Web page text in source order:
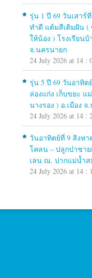
รุ่น 1 ปี 69 วันเสาร์
ทำดี แต้มสีเติมฝัน (
ให้น้อง ) โรงเรียน
จ.นครนายก
24 July 2026 at 14 :
รุ่น 5 ปี 69 วันอาทิต
ล่องแก่ง เก็บขยะ
นางรอง ) อ.เมือง
24 July 2026 at 14 :
วันอาทิตย์ที่ 9 สิงหา
โคลน – ปลูกป่าชา
เลน ณ. ปากแม่น้ำส
24 July 2026 at 14 :